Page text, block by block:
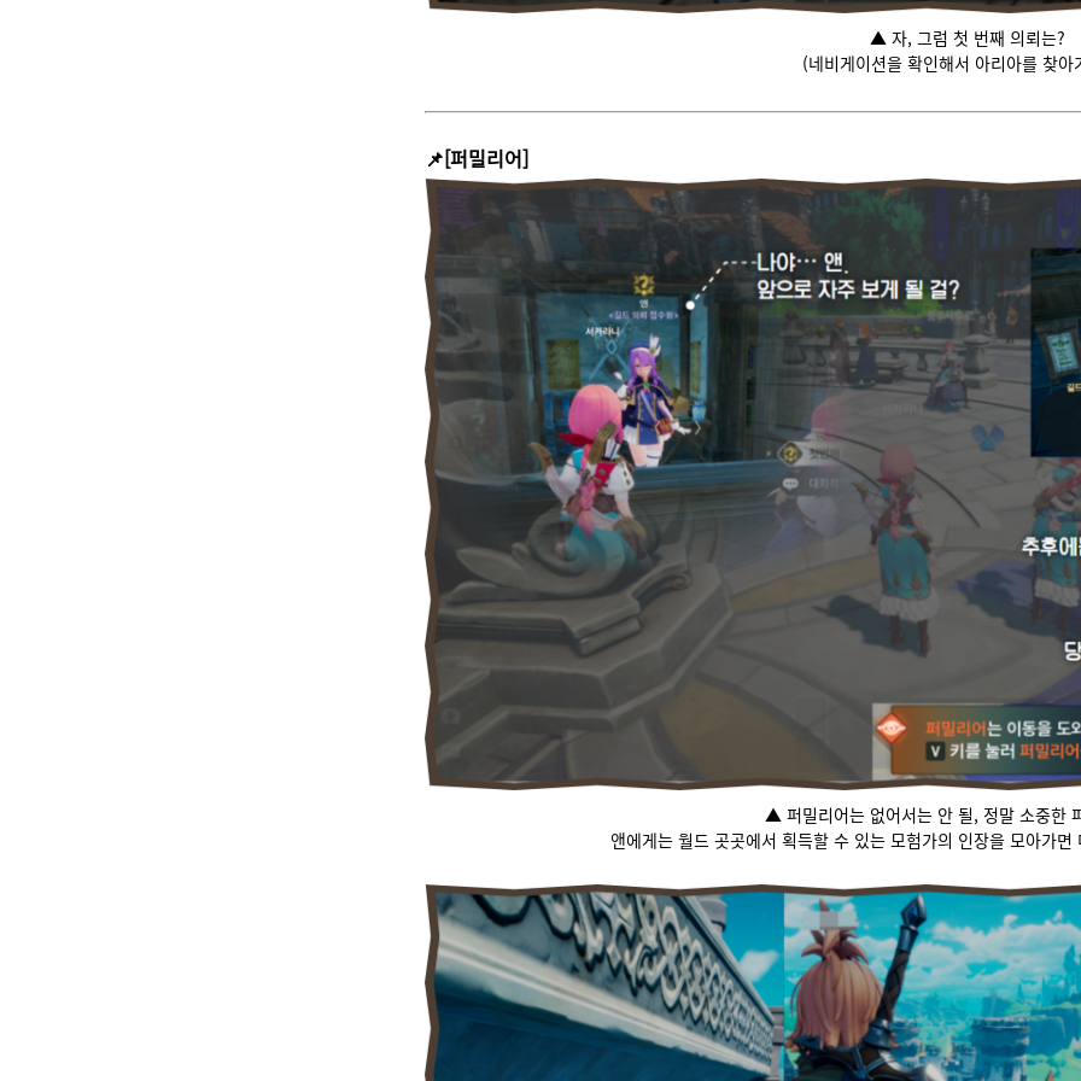
▲ 자, 그럼 첫 번째 의뢰는?
(네비게이션을 확인해서 아리아를 찾아
📌[퍼밀리어]
▲ 퍼밀리어는 없어서는 안 될, 정말 소중한
앤에게는 월드 곳곳에서 획득할 수 있는 모험가의 인장을 모아가